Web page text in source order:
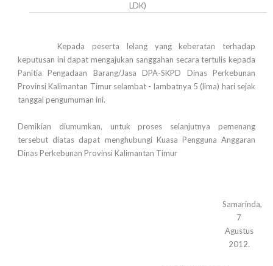
LDK)
Kepada peserta lelang yang keberatan terhadap
keputusan ini dapat mengajukan sanggahan secara tertulis kepada
Panitia Pengadaan Barang/Jasa DPA-SKPD Dinas Perkebunan
Provinsi Kalimantan Timur selambat - lambatnya 5 (lima) hari sejak
tanggal pengumuman ini.
Demikian diumumkan, untuk proses selanjutnya pemenang
tersebut diatas dapat menghubungi Kuasa Pengguna Anggaran
Dinas Perkebunan Provinsi Kalimantan Timur
Samarinda,
7
Agustus
2012.